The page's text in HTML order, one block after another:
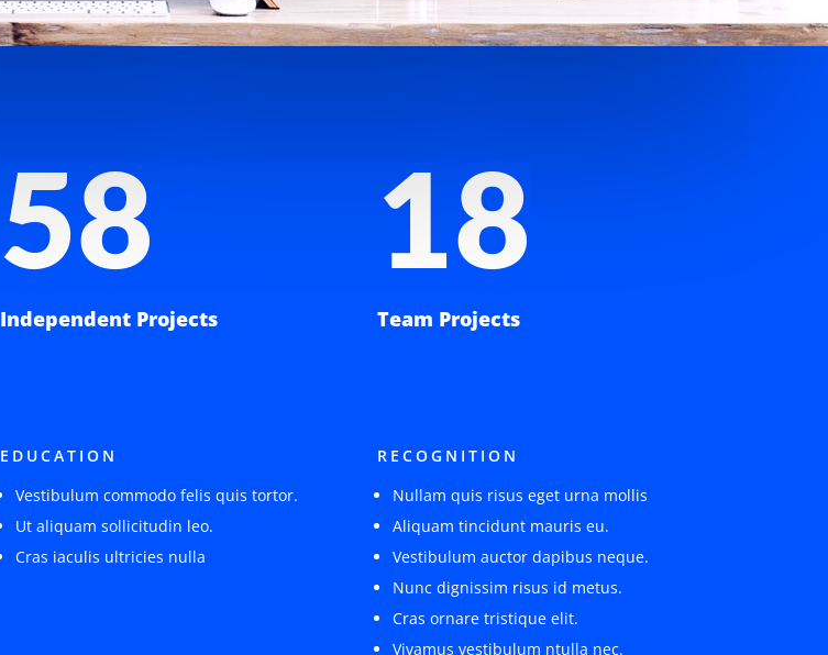
58
Independent Projects
18
Team Projects
EDUCATION
Vestibulum commodo felis quis tortor.
Ut aliquam sollicitudin leo.
Cras iaculis ultricies nulla
RECOGNITION
Nullam quis risus eget urna mollis
Aliquam tincidunt mauris eu.
Vestibulum auctor dapibus neque.
Nunc dignissim risus id metus.
Cras ornare tristique elit.
Vivamus vestibulum ntulla nec.